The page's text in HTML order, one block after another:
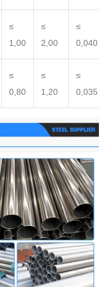
≤
1,00
≤
2,00
≤
0,040
≤
0,80
≤
1,20
≤
0,035